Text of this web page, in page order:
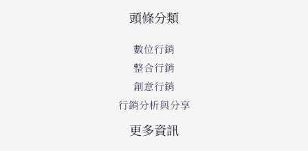
頭條分類
數位行銷
整合行銷
創意行銷
行銷分析與分享
更多資訊